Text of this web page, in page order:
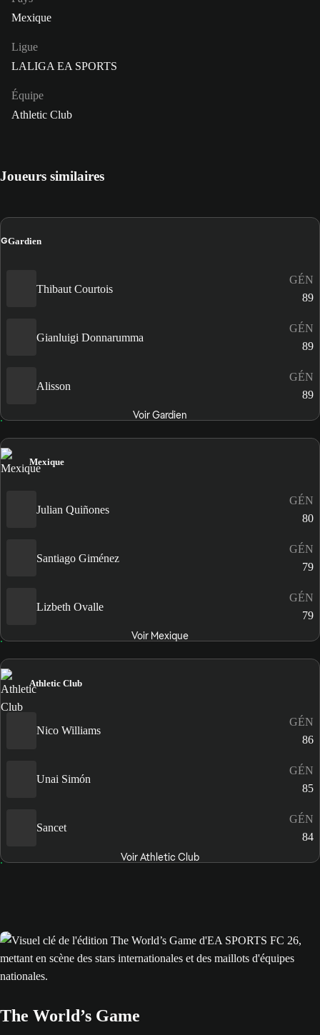
Mexique
Ligue
LALIGA EA SPORTS
Équipe
Athletic Club
Joueurs similaires
GGardien
Thibaut Courtois
GÉN
89
Gianluigi Donnarumma
GÉN
89
Alisson
GÉN
89
Voir Gardien
Mexique
Julian Quiñones
GÉN
80
Santiago Giménez
GÉN
79
Lizbeth Ovalle
GÉN
79
Voir Mexique
Athletic Club
Nico Williams
GÉN
86
Unai Simón
GÉN
85
Sancet
GÉN
84
Voir Athletic Club
The World’s Game